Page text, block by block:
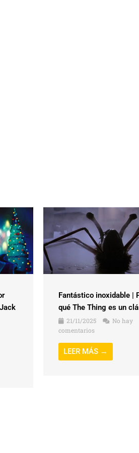
Fantástico inoxidable |
qué The Thing es un
21/11/2025
No hay
comentarios
LEER MÁS →